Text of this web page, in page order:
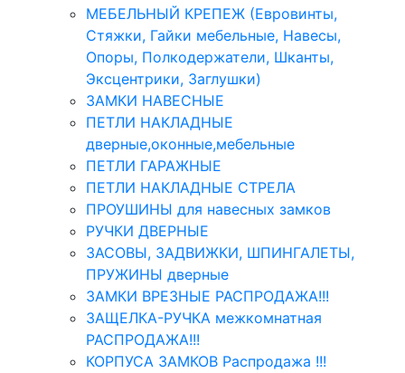
МЕБЕЛЬНЫЙ КРЕПЕЖ (Евровинты,
Стяжки, Гайки мебельные, Навесы,
Опоры, Полкодержатели, Шканты,
Эксцентрики, Заглушки)
ЗАМКИ НАВЕСНЫЕ
ПЕТЛИ НАКЛАДНЫЕ
дверные,оконные,мебельные
ПЕТЛИ ГАРАЖНЫЕ
ПЕТЛИ НАКЛАДНЫЕ СТРЕЛА
ПРОУШИНЫ для навесных замков
РУЧКИ ДВЕРНЫЕ
ЗАСОВЫ, ЗАДВИЖКИ, ШПИНГАЛЕТЫ,
ПРУЖИНЫ дверные
ЗАМКИ ВРЕЗНЫЕ РАСПРОДАЖА!!!
ЗАЩЕЛКА-РУЧКА межкомнатная
РАСПРОДАЖА!!!
КОРПУСА ЗАМКОВ Распродажа !!!